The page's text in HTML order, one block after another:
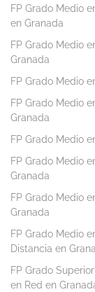
FP Grado Medio
en Granada
FP Grado Medio
Granada
FP Grado Medio
FP Grado Medio
Granada
FP Grado Medio
FP Grado Medio
Granada
FP Grado Medio
Granada
FP Grado Medio
Distancia en
FP Grado
en Red en